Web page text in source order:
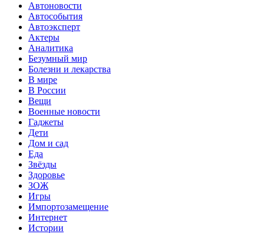
Автоновости
Автособытия
Автоэксперт
Актеры
Аналитика
Безумный мир
Болезни и лекарства
В мире
В России
Вещи
Военные новости
Гаджеты
Дети
Дом и сад
Еда
Звёзды
Здоровье
ЗОЖ
Игры
Импортозамещение
Интернет
Истории